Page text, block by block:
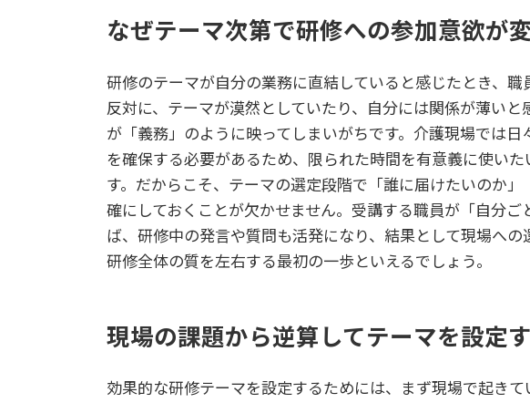
なぜテーマ次第で研修への参加意欲が
研修のテーマが自分の業務に直結していると感じたとき、職
反対に、テーマが漠然としていたり、自分には関係が薄い
が「義務」のように映ってしまいがちです。介護現場では
を確保する必要があるため、限られた時間を有意義に使い
す。だからこそ、テーマの選定段階で「誰に届けたいのか
確にしておくことが欠かせません。受講する職員が「自分
ば、研修中の発言や質問も活発になり、結果として現場へ
研修全体の質を左右する最初の一歩といえるでしょう。
現場の課題から逆算してテーマを設定
効果的な研修テーマを設定するためには、まず現場で起き